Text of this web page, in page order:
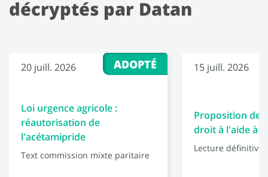
décryptés par Datan
ADOPTÉ
20 juill. 2026
Loi urgence agricole :
réautorisation de
l'acétamipride
Text commission mixte paritaire
15 juill. 2026
Proposition de
droit à l'aide à
Lecture définitive